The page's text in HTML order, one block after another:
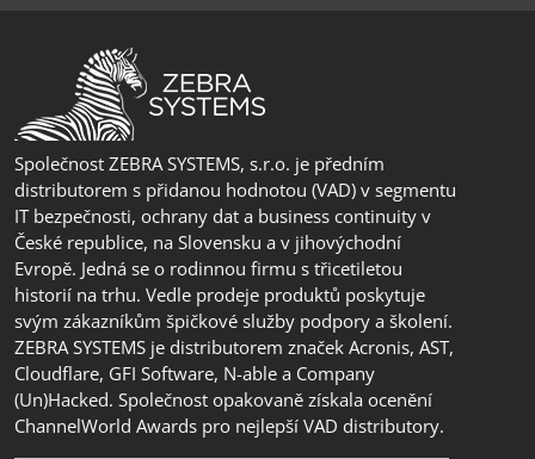
Společnost ZEBRA SYSTEMS, s.r.o. je předním
distributorem s přidanou hodnotou (VAD) v segmentu
IT bezpečnosti, ochrany dat a business continuity v
České republice, na Slovensku a v jihovýchodní
Evropě. Jedná se o rodinnou firmu s třicetiletou
historií na trhu. Vedle prodeje produktů poskytuje
svým zákazníkům špičkové služby podpory a školení.
ZEBRA SYSTEMS je distributorem značek Acronis, AST,
Cloudflare, GFI Software, N-able a Company
(Un)Hacked. Společnost opakovaně získala ocenění
ChannelWorld Awards pro nejlepší VAD distributory.